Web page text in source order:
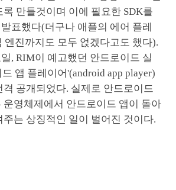
록 만들것이며 이에 필요한 SDK를
표했다(더구나 애플의 에어 플레
엔진까지도 모두 얹겠다고도 했다).
, RIM이 예고했던 안드로이드 실
앱 플레이어'(android app player)
격 공개되었다. 실제로 안드로이드
운영체제에서 안드로이드 앱이 돌아
주는 상징적인 일이 벌어진 것이다.